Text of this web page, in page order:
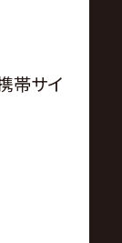
帯サイ